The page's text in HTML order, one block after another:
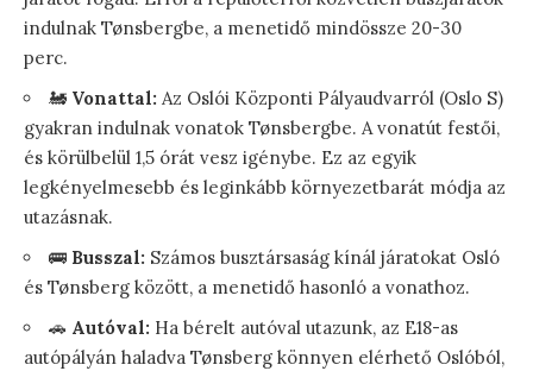
indulnak Tønsbergbe, a menetidő mindössze 20-30
perc.
🚂 Vonattal: Az Oslói Központi Pályaudvarról (Oslo S)
gyakran indulnak vonatok Tønsbergbe. A vonatút festői,
és körülbelül 1,5 órát vesz igénybe. Ez az egyik
legkényelmesebb és leginkább környezetbarát módja az
utazásnak.
🚌 Busszal: Számos busztársaság kínál járatokat Osló
és Tønsberg között, a menetidő hasonló a vonathoz.
🚗 Autóval: Ha bérelt autóval utazunk, az E18-as
autópályán haladva Tønsberg könnyen elérhető Oslóból,